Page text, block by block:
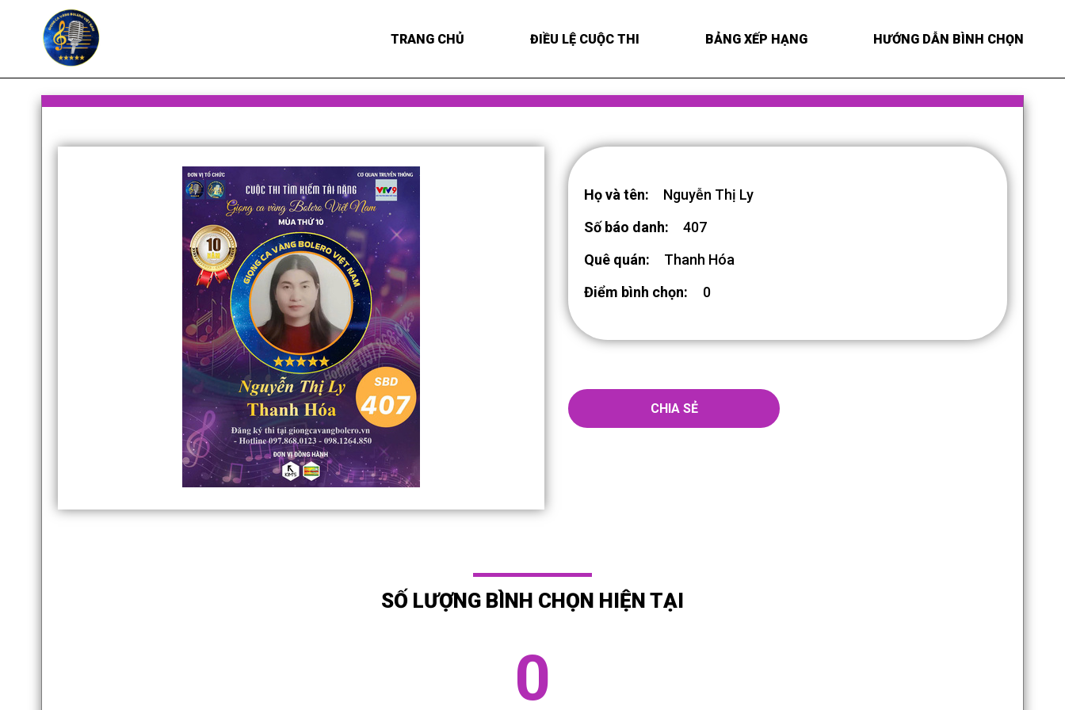
TRANG CHỦ ĐIỀU LỆ CUỘC THI BẢNG XẾP HẠNG HƯỚNG DẪN BÌNH CHỌN
Họ và tên:
Nguyễn Thị Ly
Số báo danh:
407
Quê quán:
Thanh Hóa
Điểm bình chọn:
0
CHIA SẺ
SỐ LƯỢNG BÌNH CHỌN HIỆN TẠI
0